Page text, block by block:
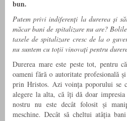
bun.
Putem privi indiferenți la durerea și
măcar bani de spitalizare nu are?
taxele de spitali­zare cresc de la o
nu suntem cu toții vinovați pentru
Durerea mare este peste tot, pentru
oameni fără o autoritate profesională
prin Hristos. Azi voința poporului se
alegere la alta, că îți dă doar
nostru nu este decât folosit și
meschine. Decât să cheltui atâția